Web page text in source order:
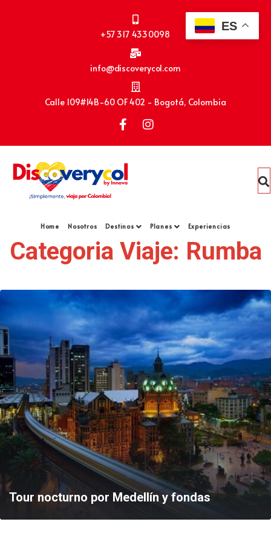
+57 317 4330098
info@discoverycol.com
Calle 109#14B-60 OF 402 - Bogotá, Colombia
Home Nosotros Destinos Planes Experiencias
Categoria Viaje: Rumba
Tour nocturno por Medellín y fondas
ES